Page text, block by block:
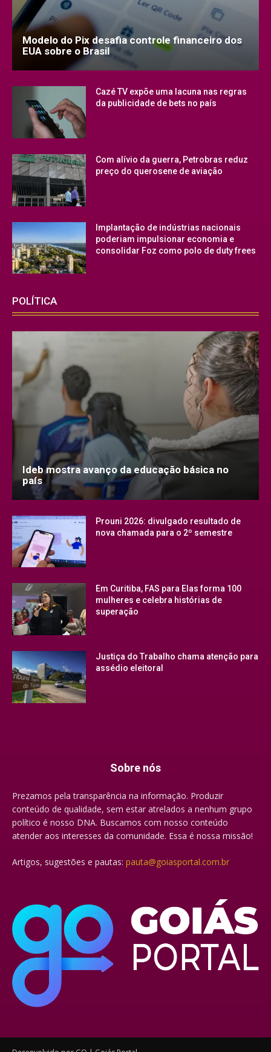
Modelo do Pix desafia controle financeiro dos
EUA sobre o Brasil
Cazé TV expõe uma lacuna nas regras
da publicidade de bets no país
Com alívio da guerra, Petrobras reduz
preço do querosene de aviação
Implantação de indústrias nacionais
poderiam impulsionar economia e
consolidar Foz como polo de duty frees
POLÍTICA
Ideb mostra avanço da educação básica no
país
Prouni 2026: divulgado resultado de
nova chamada para o 2º semestre
Em Curitiba, FAS para Elas forma 100
mulheres e celebra histórias de
superação
Justiça do Trabalho chama atenção para
assédio eleitoral
Sobre nós
Prezamos pela transparência na informação. Produzir
conteúdo de qualidade, sem estar atrelados a nenhum grupo
político é nosso DNA. Buscamos com nosso conteúdo
atender aos interesses da comunidade. Essa é nossa missão!
Artigos, sugestões e pautas: pauta@goiasportal.com.br